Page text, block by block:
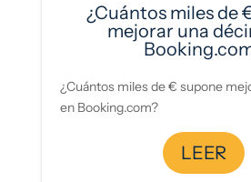
¿Cuántos miles de
mejorar una
¿Cuántos miles de € supone
en Booking.com?
LEER